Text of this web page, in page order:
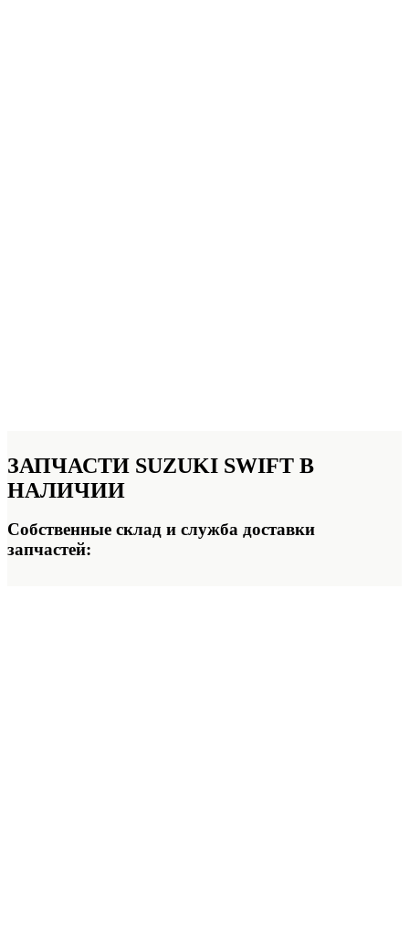
ЗАПЧАСТИ SUZUKI SWIFT В
НАЛИЧИИ
Собственные склад и служба доставки
запчастей: